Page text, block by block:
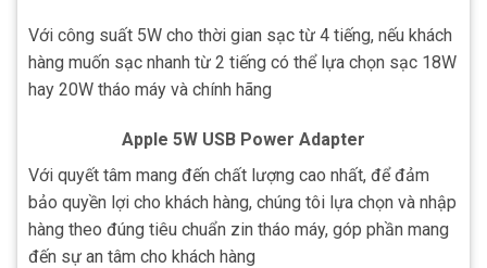
Với công suất 5W cho thời gian sạc từ 4 tiếng, nếu khách
hàng muốn sạc nhanh từ 2 tiếng có thể lựa chọn sạc 18W
hay 20W tháo máy và chính hãng
Apple 5W USB Power Adapter
Với quyết tâm mang đến chất lượng cao nhất, để đảm
bảo quyền lợi cho khách hàng, chúng tôi lựa chọn và nhập
hàng theo đúng tiêu chuẩn zin tháo máy, góp phần mang
đến sự an tâm cho khách hàng